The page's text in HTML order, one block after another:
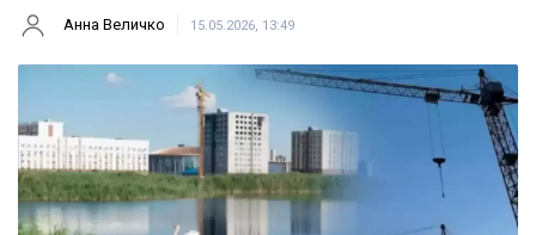
Анна Величко 15.05.2026, 13:49